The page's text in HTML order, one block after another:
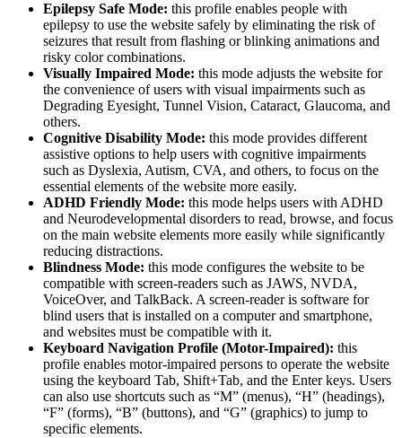
Epilepsy Safe Mode: this profile enables people with
epilepsy to use the website safely by eliminating the risk of
seizures that result from flashing or blinking animations and
risky color combinations.
Visually Impaired Mode: this mode adjusts the website for
the convenience of users with visual impairments such as
Degrading Eyesight, Tunnel Vision, Cataract, Glaucoma, and
others.
Cognitive Disability Mode: this mode provides different
assistive options to help users with cognitive impairments
such as Dyslexia, Autism, CVA, and others, to focus on the
essential elements of the website more easily.
ADHD Friendly Mode: this mode helps users with ADHD
and Neurodevelopmental disorders to read, browse, and focus
on the main website elements more easily while significantly
reducing distractions.
Blindness Mode: this mode configures the website to be
compatible with screen-readers such as JAWS, NVDA,
VoiceOver, and TalkBack. A screen-reader is software for
blind users that is installed on a computer and smartphone,
and websites must be compatible with it.
Keyboard Navigation Profile (Motor-Impaired): this
profile enables motor-impaired persons to operate the website
using the keyboard Tab, Shift+Tab, and the Enter keys. Users
can also use shortcuts such as “M” (menus), “H” (headings),
“F” (forms), “B” (buttons), and “G” (graphics) to jump to
specific elements.